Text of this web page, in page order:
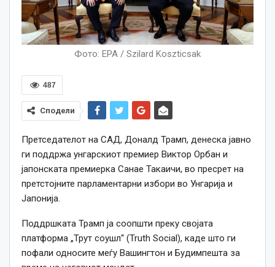
Фото: EPA / Szilard Koszticsak
487
Сподели
Претседателот на САД, Доналд Трамп, денеска јавно
ги поддржа унгарскиот премиер Виктор Орбан и
јапонската премиерка Санае Такаичи, во пресрет на
претстојните парламентарни избори во Унгарија и
Јапонија.
Поддршката Трамп ја соопшти преку својата
платформа „Трут соушл“ (Truth Social), каде што ги
пофали односите меѓу Вашингтон и Будимпешта за